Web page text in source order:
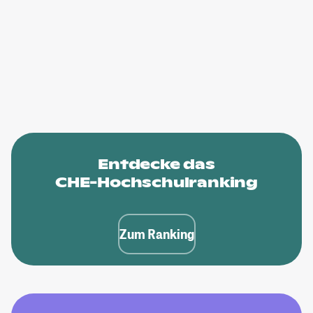
Entdecke das
CHE-Hochschulranking
Zum Ranking